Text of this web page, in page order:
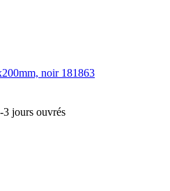
noir 181863
jours ouvrés